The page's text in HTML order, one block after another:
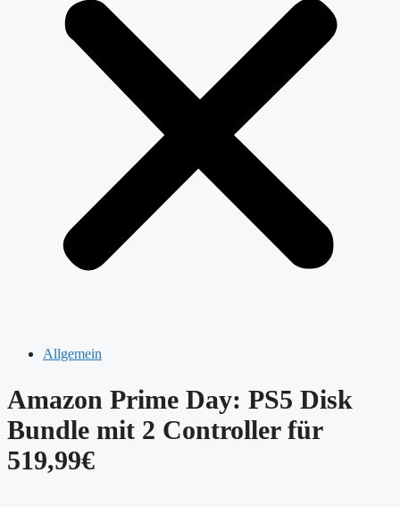
Allgemein
Amazon Prime Day: PS5 Disk
Bundle mit 2 Controller für
519,99€